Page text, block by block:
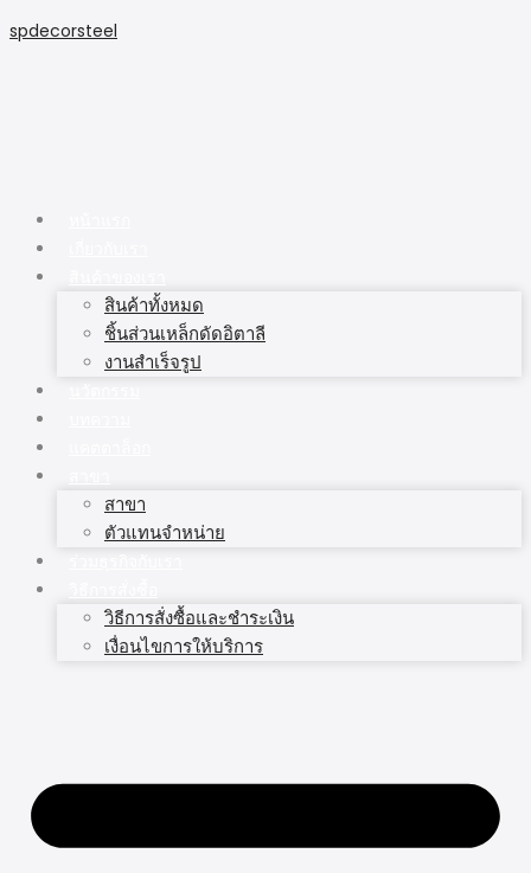
spdecorsteel
สินค้าทั้งหมด
ชิ้นส่วนเหล็กดัดอิตาลี
งานสำเร็จรูป
สาขา
ตัวแทนจำหน่าย
วิธีการสั่งซื้อและชำระเงิน
เงื่อนไขการให้บริการ